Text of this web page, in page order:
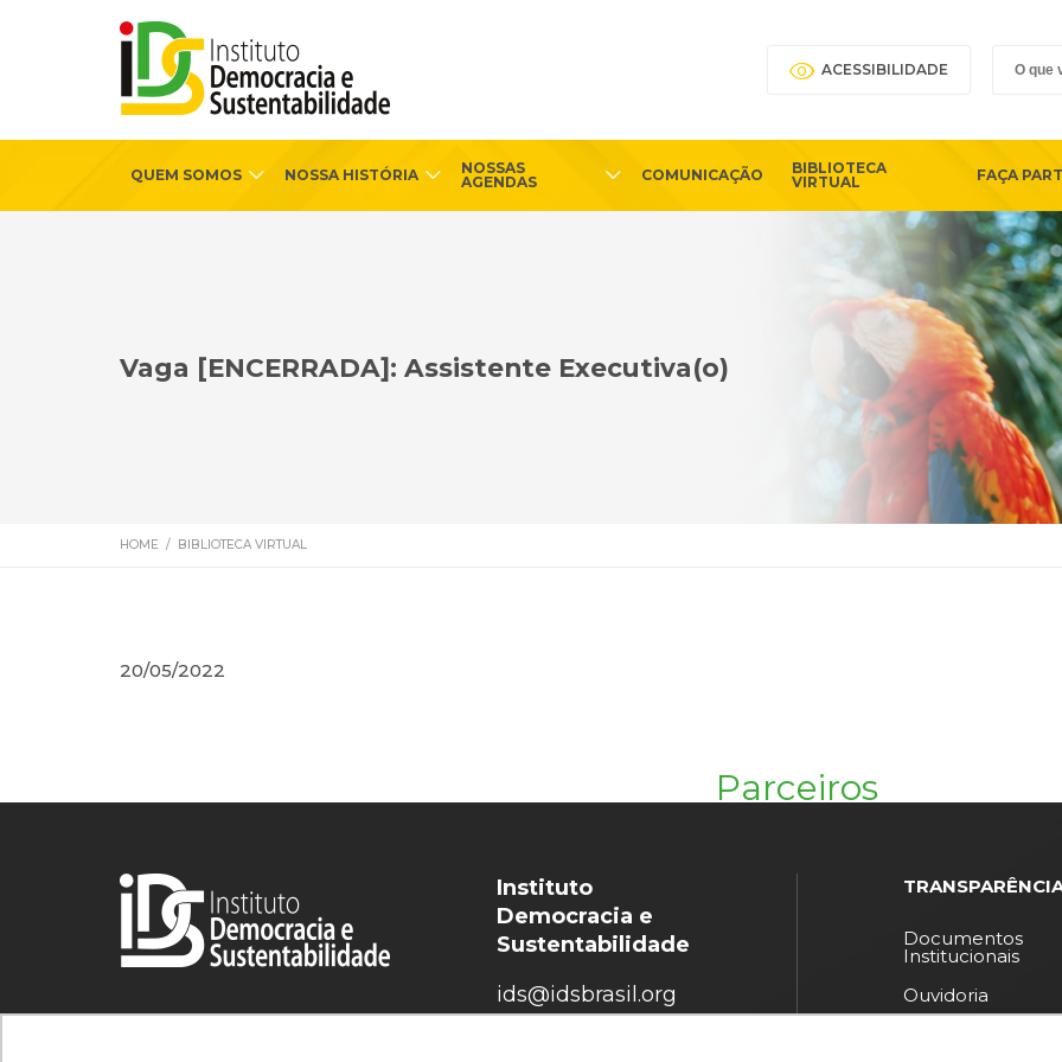
ACESSIBILIDADE
QUEM SOMOS NOSSA HISTÓRIA
NOSSAS
AGENDAS
COMUNICAÇÃO
BIBLIOTECA
VIRTUAL
FAÇA
Vaga [ENCERRADA]: Assistente Executiva(o)
HOME / BIBLIOTECA VIRTUAL
20/05/2022
Parceiros
Instituto
Democracia e
Sustentabilidade
ids@idsbrasil.org
Documentos
Institucionais
Ouvidoria